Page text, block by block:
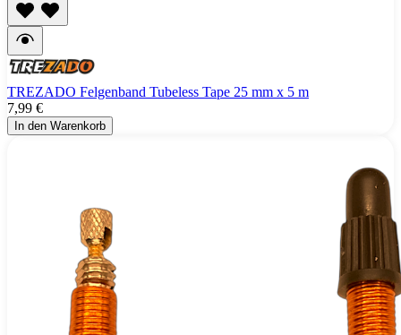
TREZADO Felgenband Tubeless Tape 25 mm x 5 m
7,99 €
In den Warenkorb